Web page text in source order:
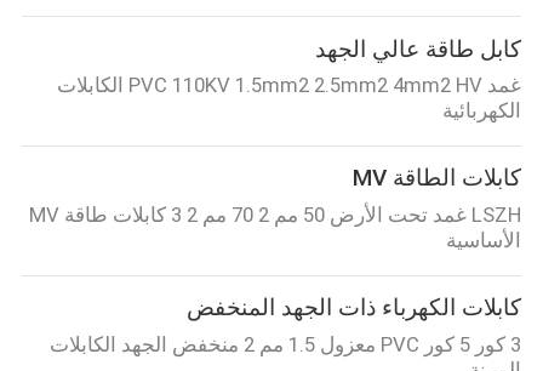
كابل طاقة عالي الجهد
غمد PVC 110KV 1.5mm2 2.5mm2 4mm2 HV الكابلات
الكهربائية
كابلات الطاقة MV
LSZH غمد تحت الأرض 50 مم 2 70 مم 2 3 كابلات طاقة MV
الأساسية
كابلات الكهرباء ذات الجهد المنخفض
3 كور 5 كور PVC معزول 1.5 مم 2 منخفض الجهد الكابلات